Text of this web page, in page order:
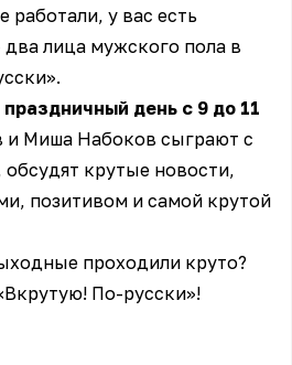
у вас есть
два лица мужского пола в
день с 9 до 11
и Миша Набоков сыграют с
крутые новости,
позитивом и самой крутой
проходили круто?
По-русски»!